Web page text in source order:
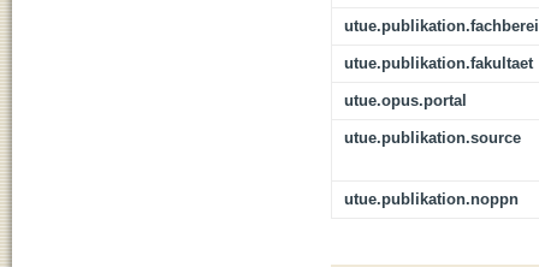
utue.publikation.fakultaet
utue.opus.portal
utue.publikation.source
utue.publikation.noppn